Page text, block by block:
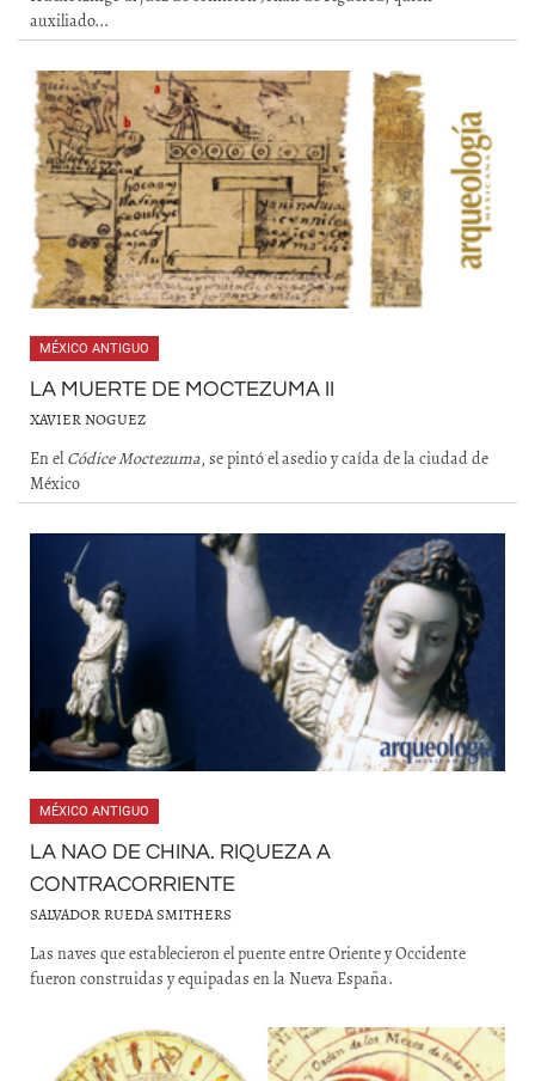
auxiliado...
MÉXICO ANTIGUO
LA MUERTE DE MOCTEZUMA II
XAVIER NOGUEZ
En el Códice Moctezuma, se pintó el asedio y caída de la ciudad de
México
MÉXICO ANTIGUO
LA NAO DE CHINA. RIQUEZA A
CONTRACORRIENTE
SALVADOR RUEDA SMITHERS
Las naves que establecieron el puente entre Oriente y Occidente
fueron construidas y equipadas en la Nueva España.